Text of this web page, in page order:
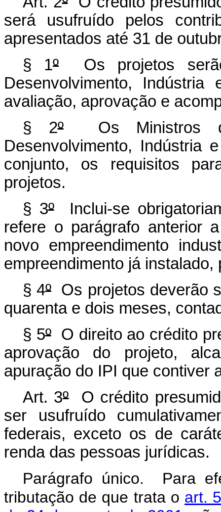
será usufruído pelos
apresentados até 31 de
§ 1ºOs projetos serão
Desenvolvimento,
avaliação, aprovação e
§ 2ºOs Ministros
Desenvolvimento, Indústria
conjunto, os requisitos
projetos.
§ 3ºInclui-se
refere o parágrafo anterior
novo empreendimento
empreendimento já
§ 4ºOs projetos deverão
quarenta e dois meses,
§ 5ºO direito ao crédito
aprovação do projeto,
apuração do IPI que contiver
Art. 3ºO crédito
ser usufruído
federais, exceto os de
renda das pessoas jurídicas.
Parágrafo único. Para
tributação de que trata o art.